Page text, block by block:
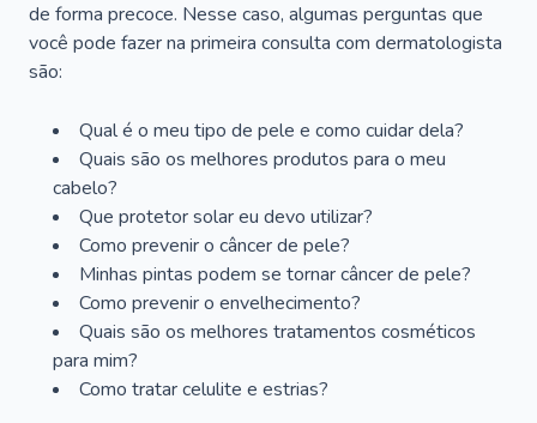
de forma precoce. Nesse caso, algumas perguntas que
você pode fazer na primeira consulta com dermatologista
são:
Qual é o meu tipo de pele e como cuidar dela?
Quais são os melhores produtos para o meu
cabelo?
Que protetor solar eu devo utilizar?
Como prevenir o câncer de pele?
Minhas pintas podem se tornar câncer de pele?
Como prevenir o envelhecimento?
Quais são os melhores tratamentos cosméticos
para mim?
Como tratar celulite e estrias?